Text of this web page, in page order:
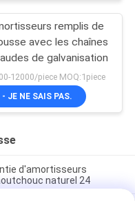
remplis de
avec les chaînes
de galvanisation
12000/piece MOQ:1piece
- JE NE SAIS PAS.
d'amortisseurs
naturel 24